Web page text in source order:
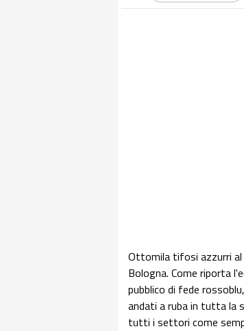
Ottomila tifosi azzurri al
Bologna. Come riporta
pubblico di fede
andati a ruba in tutta la
tutti i settori come